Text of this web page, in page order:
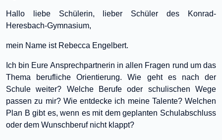
Hallo liebe Schülerin, lieber Schüler des Konrad-
Heresbach-Gymnasium,
mein Name ist Rebecca Engelbert.
Ich bin Eure Ansprechpartnerin in allen Fragen rund um das
Thema berufliche Orientierung. Wie geht es nach der
Schule weiter? Welche Berufe oder schulischen Wege
passen zu mir? Wie entdecke ich meine Talente? Welchen
Plan B gibt es, wenn es mit dem geplanten Schulabschluss
oder dem Wunschberuf nicht klappt?